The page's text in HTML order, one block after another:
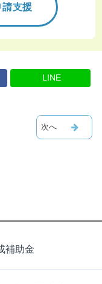
支援
LINE
補助金